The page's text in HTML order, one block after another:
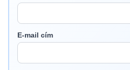
E-mail cím